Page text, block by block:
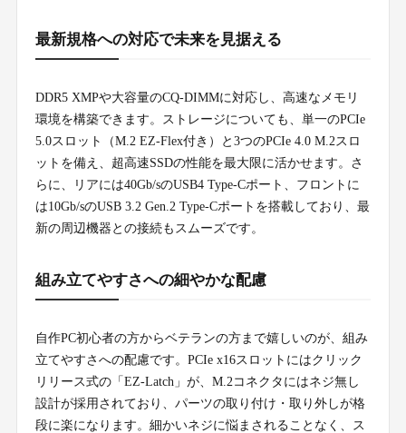
最新規格への対応で未来を見据える
DDR5 XMPや大容量のCQ-DIMMに対応し、高速なメモリ
環境を構築できます。ストレージについても、単一のPCIe
5.0スロット（M.2 EZ-Flex付き）と3つのPCIe 4.0 M.2スロ
ットを備え、超高速SSDの性能を最大限に活かせます。さ
らに、リアには40Gb/sのUSB4 Type-Cポート、フロントに
は10Gb/sのUSB 3.2 Gen.2 Type-Cポートを搭載しており、最
新の周辺機器との接続もスムーズです。
組み立てやすさへの細やかな配慮
自作PC初心者の方からベテランの方まで嬉しいのが、組み
立てやすさへの配慮です。PCIe x16スロットにはクリック
リリース式の「EZ-Latch」が、M.2コネクタにはネジ無し
設計が採用されており、パーツの取り付け・取り外しが格
段に楽になります。細かいネジに悩まされることなく、ス